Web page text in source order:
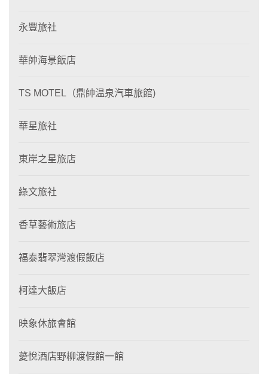
永豐旅社
華帥海景飯店
TS MOTEL（鼎帥温泉汽車旅館)
華星旅社
東岸之星旅店
綠文旅社
香草藝術旅店
福泰翡翠灣渡假飯店
柯達大飯店
映象休旅會館
薆悅酒店野柳渡假館一館